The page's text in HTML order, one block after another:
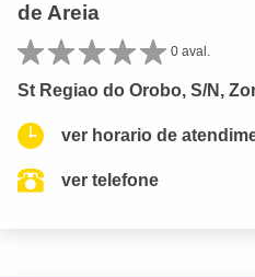
de Areia
0 aval.
St Regiao do Orobo, S/N,
ver horario de
ver telefone